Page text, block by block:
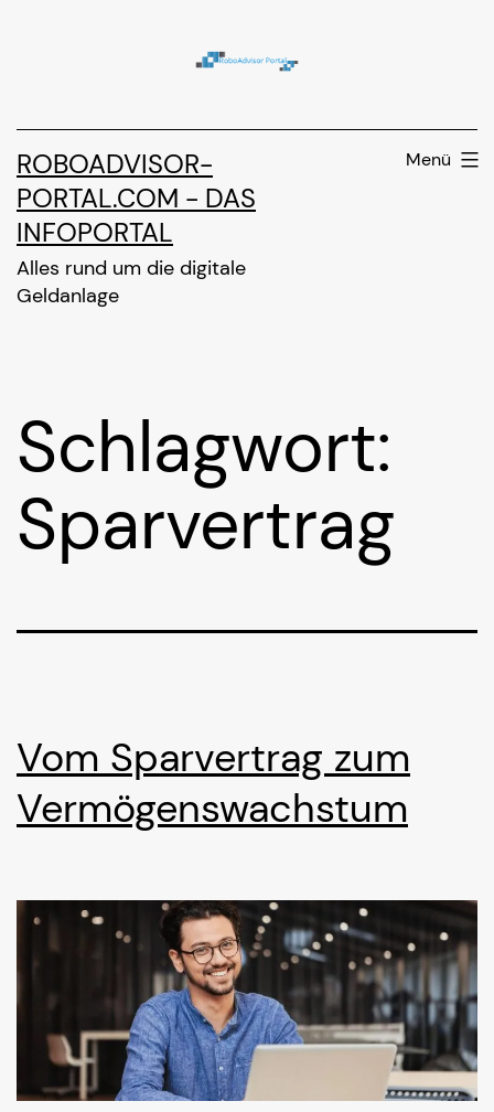
ROBOADVISOR-
PORTAL.COM - DAS
INFOPORTAL
Alles rund um die digitale
Geldanlage
Menü
Schlagwort:
Sparvertrag
Vom Sparvertrag zum
Vermögenswachstum